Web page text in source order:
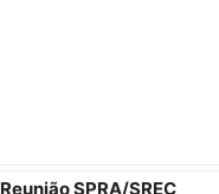
Reunião SPRA/SREC